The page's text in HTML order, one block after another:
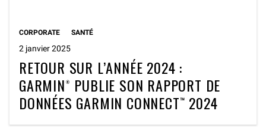
CORPORATE SANTÉ
2 janvier 2025
RETOUR SUR L’ANNÉE 2024 :
GARMIN® PUBLIE SON RAPPORT DE
DONNÉES GARMIN CONNECT™ 2024